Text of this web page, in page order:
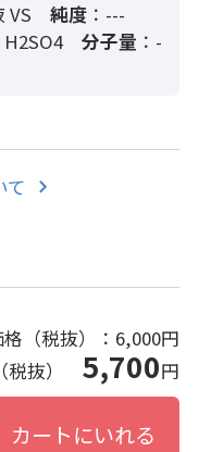
VS 純度：---
H2SO4 分子量 ：-
て
（税抜）： 6,000円
税抜）5,700円